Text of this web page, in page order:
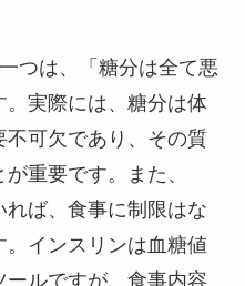
つは、「糖分は全て悪
実際には、糖分は体
可欠であり、その質
重要です。また、
れば、食事に制限はな
インスリンは血糖値
ルですが、食事内容